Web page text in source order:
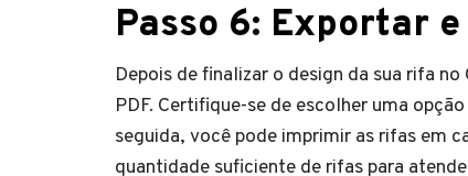
Passo 6: Exportar
Depois de finalizar o design da sua rifa
PDF. Certifique-se de escolher uma
seguida, você pode imprimir as rifas em
quantidade suficiente de rifas para